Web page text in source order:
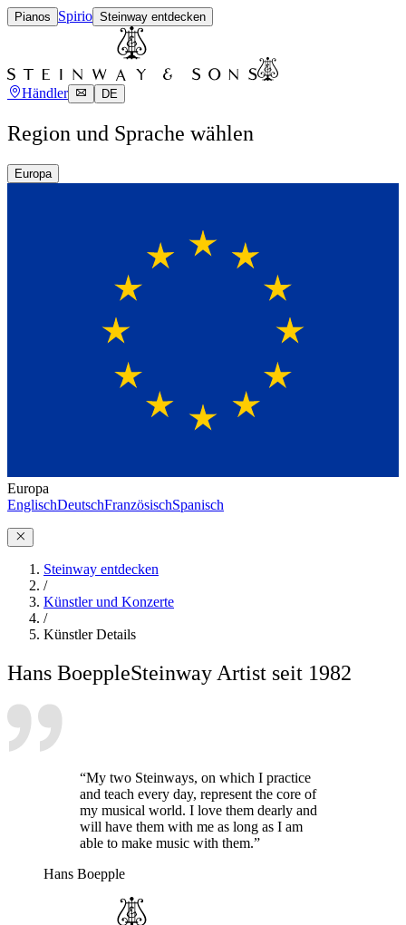
Pianos Spirio Steinway entdecken
Händler DE
Region und Sprache wählen
Europa
Europa
EnglischDeutschFranzösischSpanisch
Steinway entdecken
/
Künstler und Konzerte
/
Künstler Details
Hans BoeppleSteinway Artist seit 1982
“My two Steinways, on which I practice
and teach every day, represent the core of
my musical world. I love them dearly and
will have them with me as long as I am
able to make music with them.”
Hans Boepple